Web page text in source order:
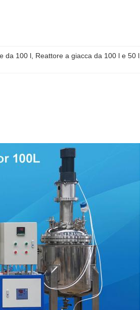
da 100 l Reattore a giacca da 100 l e 50 l